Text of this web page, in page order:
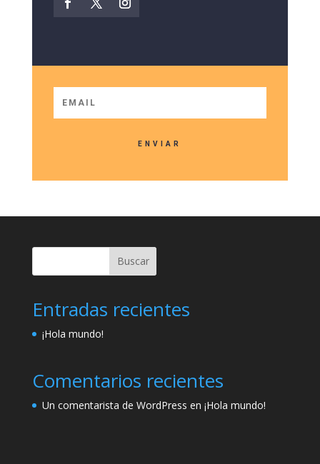
ENVIAR
Buscar
Entradas recientes
¡Hola mundo!
Comentarios recientes
Un comentarista de WordPress en ¡Hola mundo!